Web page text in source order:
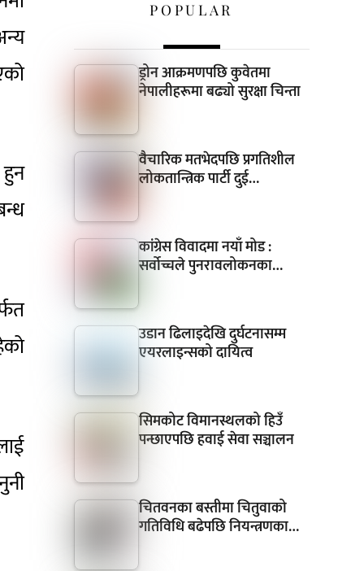
POPULAR
ड्रोन आक्रमणपछि कुवेतमा
नेपालीहरूमा बढ्यो सुरक्षा चिन्ता
वैचारिक मतभेदपछि प्रगतिशील
लोकतान्त्रिक पार्टी दुई…
कांग्रेस विवादमा नयाँ मोड :
सर्वोच्चले पुनरावलोकनका…
उडान ढिलाइदेखि दुर्घटनासम्म
एयरलाइन्सको दायित्व
सिमकोट विमानस्थलको हिउँ
पन्छाएपछि हवाई सेवा सञ्चालन
चितवनका बस्तीमा चितुवाको
गतिविधि बढेपछि नियन्त्रणका…